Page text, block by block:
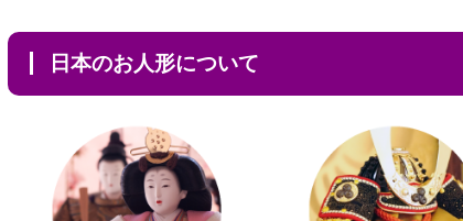
日本のお人形について